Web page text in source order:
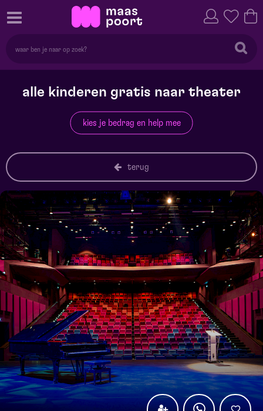
alle kinderen gratis naar theater
kies je bedrag en help mee
terug